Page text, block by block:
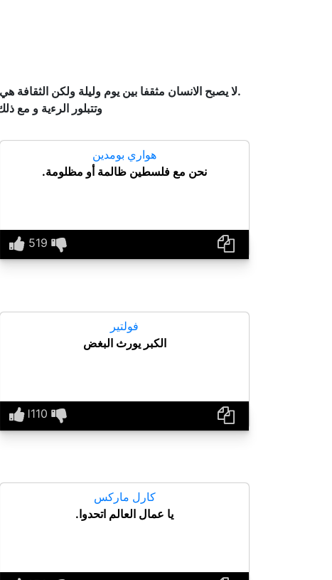
.لا يصبح الانسان مثقفا بين يوم وليلة ولكن
وتتبلور الرءية و مع
هواري بومدين
نحن مع فلسطين ظالمة أو مظلومة.
فولتير
الكبر يورث البغض
كارل ماركس
يا عمال العالم اتحدوا.